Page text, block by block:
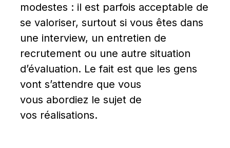
modestes : il est parfois acceptable de
se valoriser, surtout si vous êtes dans
une interview, un entretien de
recrutement ou une autre situation
d’évaluation. Le fait est que les gens
vont s’attendre que vous
vous abordiez le sujet de
vos réalisations.